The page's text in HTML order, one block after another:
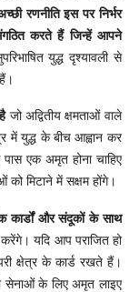
रणनीति इस पर निर्भर
करते हैं जिन्हें आपने
युद्ध दृश्यावली से
जो अद्वितीय क्षमताओं वाले
में युद्ध के बीच आह्वान कर
एक अमृत होना चाहिए
मिटाने में सक्षम होंगे।
कार्डों और संदूकों के साथ
यदि आप पराजित हो
क्षेत्र के कार्ड रखते हैं।
के लिए अमृत लाइए